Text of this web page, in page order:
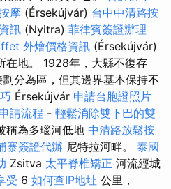
摩 (Érsekújvár) 台中中清路按
訊 (Nyitra) 菲律賓簽證辦理
外燴價格資訊 (Érsekújvár)
在地。 1928年，大縣不復存
分為區，但其邊界基本保持不
Érsekújvár 申請台胞證照片
請流程 - 輕鬆消除雙下巴的雙
稱為多瑙河低地 中清路放鬆按
寨簽證代辦 尼特拉河畔。 泰國
Zsitva 太平脊椎矯正 河流經城
受 6 如何查IP地址 公里，